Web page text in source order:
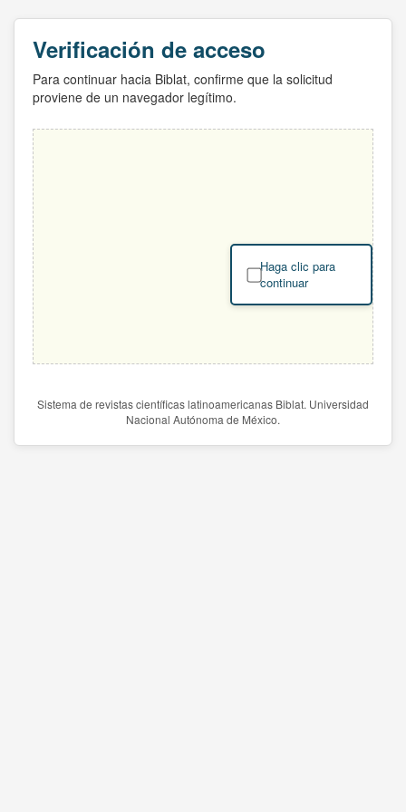
Verificación de acceso
Para continuar hacia Biblat, confirme que la solicitud
proviene de un navegador legítimo.
Haga clic para
continuar
Sistema de revistas científicas latinoamericanas Biblat. Universidad
Nacional Autónoma de México.